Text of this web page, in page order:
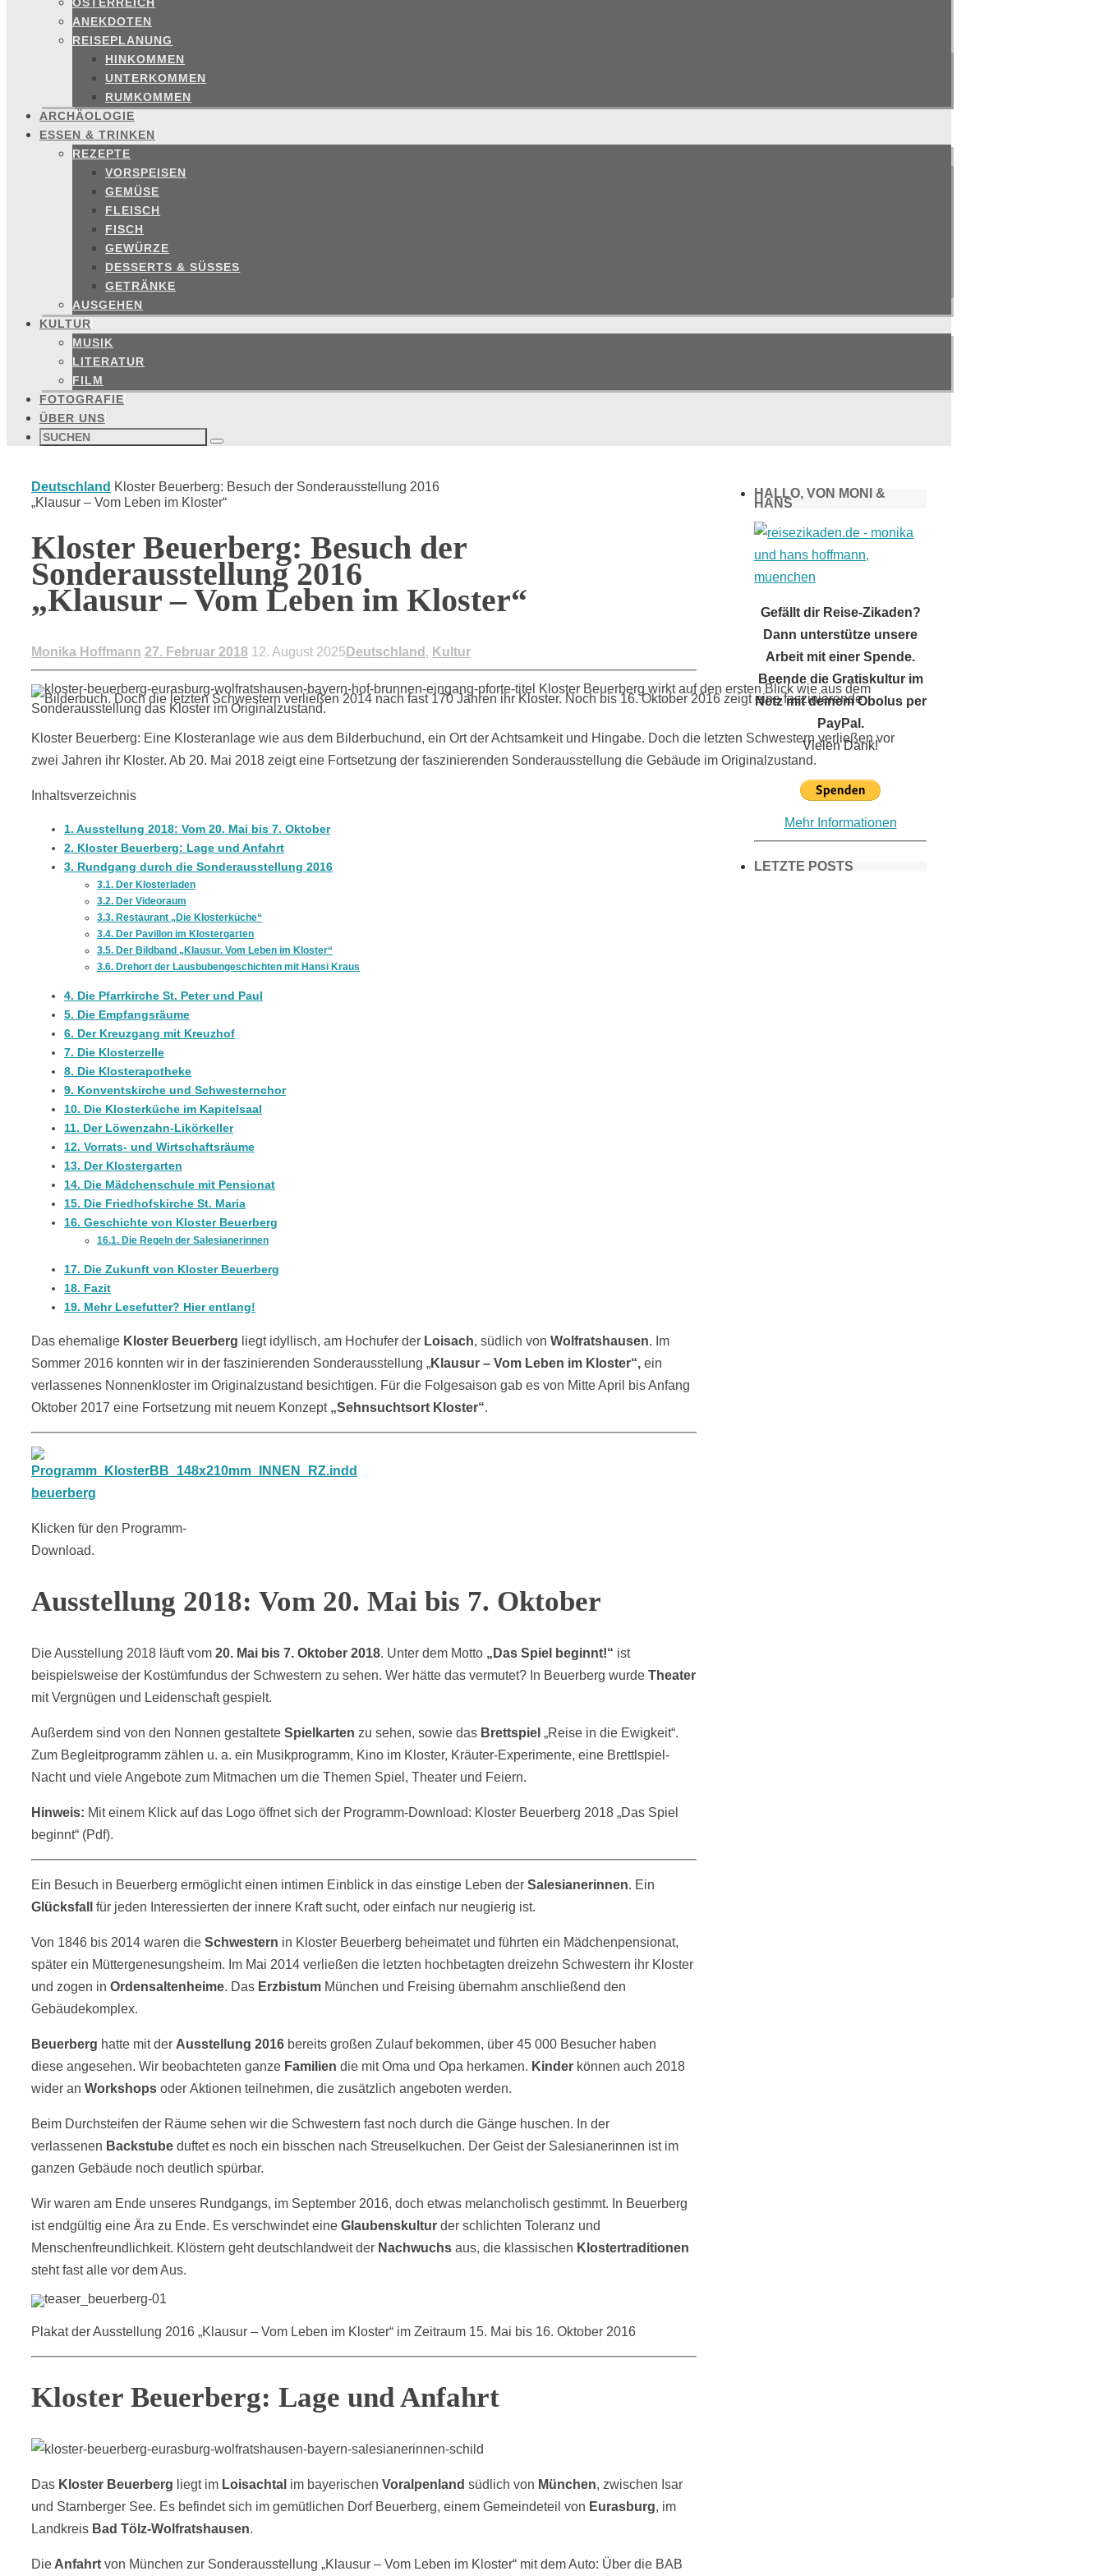
ANEKDOTEN
REISEPLANUNG
HINKOMMEN
UNTERKOMMEN
RUMKOMMEN
ARCHÄOLOGIE
ESSEN & TRINKEN
REZEPTE
VORSPEISEN
GEMÜSE
FLEISCH
FISCH
GEWÜRZE
DESSERTS & SÜSSES
GETRÄNKE
AUSGEHEN
KULTUR
MUSIK
LITERATUR
FILM
FOTOGRAFIE
ÜBER UNS
Suchen
nach: Suchen
Start
Deutschland Kloster Beuerberg: Besuch der Sonderausstellung 2016
„Klausur – Vom Leben im Kloster“
Kloster Beuerberg: Besuch der
Sonderausstellung 2016
„Klausur – Vom Leben im Kloster“
Monika Hoffmann 27. Februar 2018 12. August 2025 Deutschland , Kultur
Kloster Beuerberg: Eine Klosteranlage wie aus dem Bilderbuchund, ein Ort der Achtsamkeit und Hingabe. Doch die letzten Schwestern verließen vor
zwei Jahren ihr Kloster. Ab 20. Mai 2018 zeigt eine Fortsetzung der faszinierenden Sonderausstellung die Gebäude im Originalzustand.
Inhaltsverzeichnis
1. Ausstellung 2018: Vom 20. Mai bis 7. Oktober
2. Kloster Beuerberg: Lage und Anfahrt
3. Rundgang durch die Sonderausstellung 2016
3.1. Der Klosterladen
3.2. Der Videoraum
3.3. Restaurant „Die Klosterküche“
3.4. Der Pavillon im Klostergarten
3.5. Der Bildband „Klausur. Vom Leben im Kloster“
3.6. Drehort der Lausbubengeschichten mit Hansi Kraus
4. Die Pfarrkirche St. Peter und Paul
5. Die Empfangsräume
6. Der Kreuzgang mit Kreuzhof
7. Die Klosterzelle
8. Die Klosterapotheke
9. Konventskirche und Schwesternchor
10. Die Klosterküche im Kapitelsaal
11. Der Löwenzahn-Likörkeller
12. Vorrats- und Wirtschaftsräume
13. Der Klostergarten
14. Die Mädchenschule mit Pensionat
15. Die Friedhofskirche St. Maria
16. Geschichte von Kloster Beuerberg
16.1. Die Regeln der Salesianerinnen
17. Die Zukunft von Kloster Beuerberg
18. Fazit
19. Mehr Lesefutter? Hier entlang!
Das ehemalige Kloster Beuerberg liegt idyllisch, am Hochufer der Loisach, südlich von Wolfratshausen. Im
Sommer 2016 konnten wir in der faszinierenden Sonderausstellung „Klausur – Vom Leben im Kloster“, ein
verlassenes Nonnenkloster im Originalzustand besichtigen. Für die Folgesaison gab es von Mitte April bis Anfang
Oktober 2017 eine Fortsetzung mit neuem Konzept „Sehnsuchtsort Kloster“.
Klicken für den Programm-
Download.
Ausstellung 2018: Vom 20. Mai bis 7. Oktober
Die Ausstellung 2018 läuft vom 20. Mai bis 7. Oktober 2018. Unter dem Motto „Das Spiel beginnt!“ ist
beispielsweise der Kostümfundus der Schwestern zu sehen. Wer hätte das vermutet? In Beuerberg wurde Theater
mit Vergnügen und Leidenschaft gespielt.
Außerdem sind von den Nonnen gestaltete Spielkarten zu sehen, sowie das Brettspiel „Reise in die Ewigkeit“.
Zum Begleitprogramm zählen u. a. ein Musikprogramm, Kino im Kloster, Kräuter-Experimente, eine Brettlspiel-
Nacht und viele Angebote zum Mitmachen um die Themen Spiel, Theater und Feiern.
Hinweis: Mit einem Klick auf das Logo öffnet sich der Programm-Download: Kloster Beuerberg 2018 „Das Spiel
beginnt“ (Pdf).
Ein Besuch in Beuerberg ermöglicht einen intimen Einblick in das einstige Leben der Salesianerinnen. Ein
Glücksfall
für jeden Interessierten der innere Kraft sucht, oder einfach nur neugierig ist.
Von 1846 bis 2014 waren die Schwestern in Kloster Beuerberg beheimatet und führten ein Mädchenpensionat,
später ein Müttergenesungsheim. Im Mai 2014 verließen die letzten hochbetagten dreizehn Schwestern ihr Kloster
und zogen in Ordensaltenheime. Das Erzbistum München und Freising übernahm anschließend den
Gebäudekomplex.
Beuerberg hatte mit der Ausstellung 2016 bereits großen Zulauf bekommen, über 45 000 Besucher haben
diese angesehen. Wir beobachteten ganze Familien die mit Oma und Opa herkamen. Kinder können auch 2018
wider an Workshops oder Aktionen teilnehmen, die zusätzlich angeboten werden.
Beim Durchsteifen der Räume sehen wir die Schwestern fast noch durch die Gänge huschen. In der
verlassenen Backstube duftet es noch ein bisschen nach Streuselkuchen. Der Geist der Salesianerinnen ist im
ganzen Gebäude noch deutlich spürbar.
Wir waren am Ende unseres Rundgangs, im September 2016, doch etwas melancholisch gestimmt. In Beuerberg
ist endgültig eine Ära zu Ende. Es verschwindet eine Glaubenskultur der schlichten Toleranz und
Menschenfreundlichkeit. Klöstern geht deutschlandweit der Nachwuchs aus, die klassischen Klostertraditionen
steht fast alle vor dem Aus.
Plakat der Ausstellung 2016 „Klausur – Vom Leben im Kloster“ im Zeitraum 15. Mai bis 16. Oktober 2016
Kloster Beuerberg: Lage und Anfahrt
Das Kloster Beuerberg liegt im Loisachtal im bayerischen Voralpenland südlich von München, zwischen Isar
und Starnberger See. Es befindet sich im gemütlichen Dorf Beuerberg, einem Gemeindeteil von Eurasburg, im
Landkreis Bad Tölz-Wolfratshausen.
Die Anfahrt von München zur Sonderausstellung „Klausur – Vom Leben im Kloster“ mit dem Auto: Über die BAB
HALLO, VON MONI &
HANS
Gefällt dir Reise-Zikaden?
Dann unterstütze unsere
Arbeit mit einer Spende.
Beende die Gratiskultur im
Netz mit deinem Obolus per
PayPal.
Vielen Dank!
Mehr Informationen
LETZTE POSTS